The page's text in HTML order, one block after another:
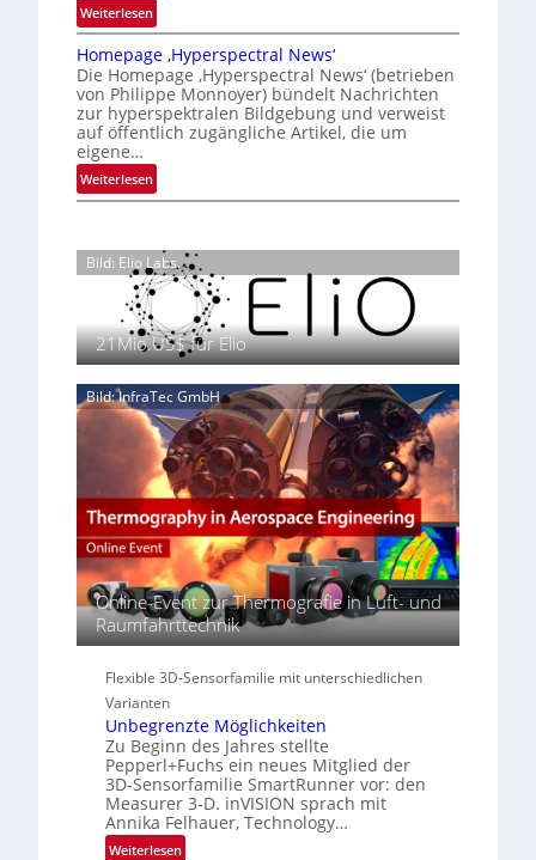
o
l
l
e
i
s
i
o
n
N
h
0
2
6
e
t
e
i
l
i
g
t
c
h
a
n
S
e
r
e
a
c
t
S
e
r
i
e
s
B
-
R
u
n
d
e
Weiterlesen:
O
G
P
s
t
r
k
r
ä
e
n
i
n
E
M
E
A
-
R
e
g
i
o
n
Homepage ‚Hyperspectral News‘
Die Homepage ‚Hyperspectral News‘ (betrieben
von Philippe Monnoyer) bündelt Nachrichten
zur hyperspektralen Bildgebung und verweist
auf öffentlich zugängliche Artikel, die um
eigene…
Weiterlesen:
H
e
p
a
g
e
‚
H
y
p
e
r
s
p
e
c
t
r
l
N
e
w
s
‘
Bild: Elio Labs.
21Mio.US$ für Elio
Bild: InfraTec GmbH
Online-Event zur Thermografie in Luft- und
Raumfahrttechnik
Flexible 3D-Sensorfamilie mit unterschiedlichen
Varianten
Unbegrenzte Möglichkeiten
Zu Beginn des Jahres stellte
Pepperl+Fuchs ein neues Mitglied der
3D-Sensorfamilie SmartRunner vor: den
Measurer 3-D. inVISION sprach mit
Annika Felhauer, Technology…
Weiterlesen: